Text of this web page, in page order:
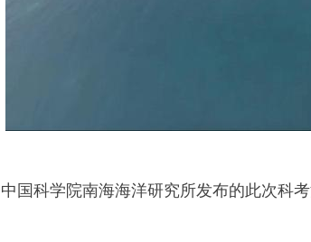
中国科学院南海海洋研究所发布的此次科